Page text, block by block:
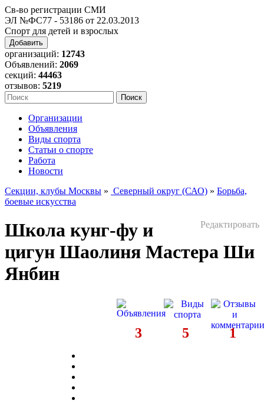
Св-во регистрации СМИ
ЭЛ №ФС77 - 53186 от 22.03.2013
Спорт для детей и взрослых
Добавить
организаций: 12743
Объявлений: 2069
секций: 44463
отзывов: 5219
Организации
Объявления
Виды спорта
Статьи о спорте
Работа
Новости
Секции, клубы Москвы » Северный округ (САО) » Борьба,
боевые искусства
Редактировать
Школа кунг-фу и
цигун Шаолиня Мастера Ши
Янбин
1
5
3